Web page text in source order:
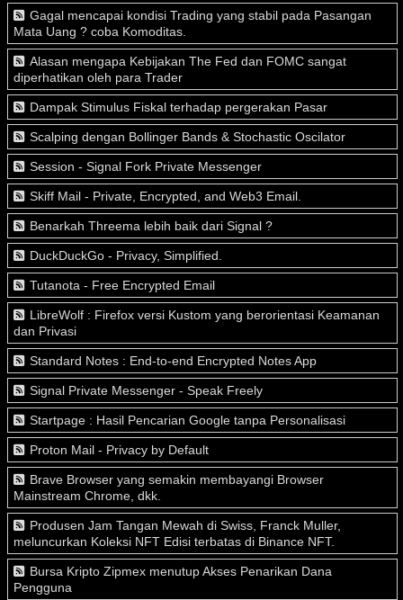
Gagal mencapai kondisi Trading yang stabil pada Pasangan
Mata Uang ? coba Komoditas.
Alasan mengapa Kebijakan The Fed dan FOMC sangat
diperhatikan oleh para Trader
Dampak Stimulus Fiskal terhadap pergerakan Pasar
Scalping dengan Bollinger Bands & Stochastic Oscilator
Session - Signal Fork Private Messenger
Skiff Mail - Private, Encrypted, and Web3 Email.
Benarkah Threema lebih baik dari Signal ?
DuckDuckGo - Privacy, Simplified.
Tutanota - Free Encrypted Email
LibreWolf : Firefox versi Kustom yang berorientasi Keamanan
dan Privasi
Standard Notes : End-to-end Encrypted Notes App
Signal Private Messenger - Speak Freely
Startpage : Hasil Pencarian Google tanpa Personalisasi
Proton Mail - Privacy by Default
Brave Browser yang semakin membayangi Browser
Mainstream Chrome, dkk.
Produsen Jam Tangan Mewah di Swiss, Franck Muller,
meluncurkan Koleksi NFT Edisi terbatas di Binance NFT.
Bursa Kripto Zipmex menutup Akses Penarikan Dana
Pengguna